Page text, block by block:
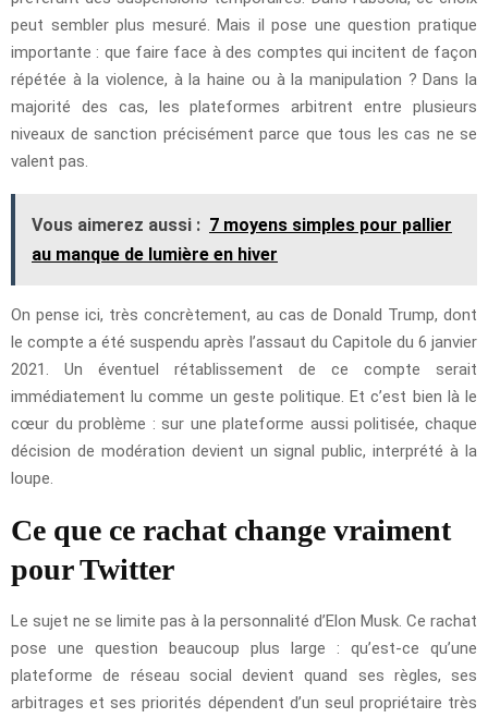
peut sembler plus mesuré. Mais il pose une question pratique
importante : que faire face à des comptes qui incitent de façon
répétée à la violence, à la haine ou à la manipulation ? Dans la
majorité des cas, les plateformes arbitrent entre plusieurs
niveaux de sanction précisément parce que tous les cas ne se
valent pas.
Vous aimerez aussi : 7 moyens simples pour pallier
au manque de lumière en hiver
On pense ici, très concrètement, au cas de Donald Trump, dont
le compte a été suspendu après l’assaut du Capitole du 6 janvier
2021. Un éventuel rétablissement de ce compte serait
immédiatement lu comme un geste politique. Et c’est bien là le
cœur du problème : sur une plateforme aussi politisée, chaque
décision de modération devient un signal public, interprété à la
loupe.
Ce que ce rachat change vraiment
pour Twitter
Le sujet ne se limite pas à la personnalité d’Elon Musk. Ce rachat
pose une question beaucoup plus large : qu’est-ce qu’une
plateforme de réseau social devient quand ses règles, ses
arbitrages et ses priorités dépendent d’un seul propriétaire très